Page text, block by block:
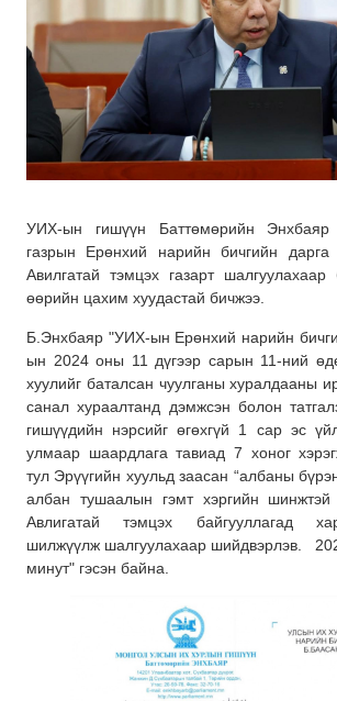
УИХ-ын гишүүн Баттөмөрийн
газрын Ерөнхий нарийн бичгийн дарга
Авилгатай тэмцэх газарт
өөрийн цахим хуудастай бичжээ.
Б.Энхбаяр "УИХ-ын Ерөнхий нарийн
ын 2024 оны 11 дүгээр сарын 11-ний
хуулийг баталсан чуулганы хуралдааны
санал хураалтанд дэмжсэн болон
гишүүдийн нэрсийг өгөхгүй 1 сар эс
улмаар шаардлага тавиад 7 хоног
тул Эрүүгийн хуульд заасан “албаны
албан тушаалын гэмт хэргийн
Авлигатай тэмцэх байгууллагад
шилжүүлж шалгуулахаар шийдвэрлэв.
минут" гэсэн байна.